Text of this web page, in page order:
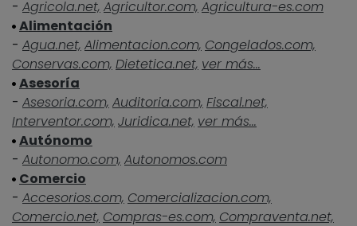
- Agricola.net, Agricultor.com, Agricultura-es.com
Alimentación
- Agua.net, Alimentacion.com, Congelados.com,
Conservas.com, Dietetica.net, ver más...
Asesoría
- Asesoria.com, Auditoria.com, Fiscal.net,
Interventor.com, Juridica.net, ver más...
Autónomo
- Autonomo.com, Autonomos.com
Comercio
- Accesorios.com, Comercializacion.com,
Comercio.net, Compras-es.com, Compraventa.net,